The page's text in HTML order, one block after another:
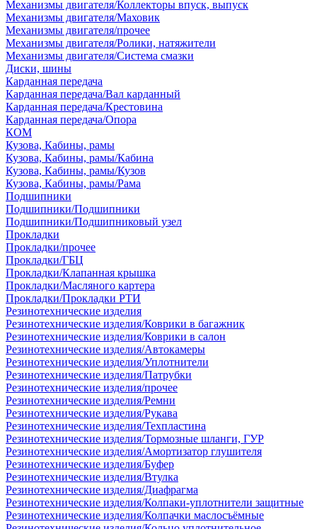
Механизмы двигателя/Коллекторы впуск, выпуск
Механизмы двигателя/Маховик
Механизмы двигателя/прочее
Механизмы двигателя/Ролики, натяжители
Механизмы двигателя/Система смазки
Диски, шины
Карданная передача
Карданная передача/Вал карданный
Карданная передача/Крестовина
Карданная передача/Опора
КОМ
Кузова, Кабины, рамы
Кузова, Кабины, рамы/Кабина
Кузова, Кабины, рамы/Кузов
Кузова, Кабины, рамы/Рама
Подшипники
Подшипники/Подшипники
Подшипники/Подшипниковый узел
Прокладки
Прокладки/прочее
Прокладки/ГБЦ
Прокладки/Клапанная крышка
Прокладки/Масляного картера
Прокладки/Прокладки РТИ
Резинотехнические изделия
Резинотехнические изделия/Коврики в багажник
Резинотехнические изделия/Коврики в салон
Резинотехнические изделия/Автокамеры
Резинотехнические изделия/Уплотнители
Резинотехнические изделия/Патрубки
Резинотехнические изделия/прочее
Резинотехнические изделия/Ремни
Резинотехнические изделия/Рукава
Резинотехнические изделия/Техпластина
Резинотехнические изделия/Тормозные шланги, ГУР
Резинотехнические изделия/Амортизатор глушителя
Резинотехнические изделия/Буфер
Резинотехнические изделия/Втулка
Резинотехнические изделия/Диафрагма
Резинотехнические изделия/Колпаки-уплотнители защитные
Резинотехнические изделия/Колпачки маслосъёмные